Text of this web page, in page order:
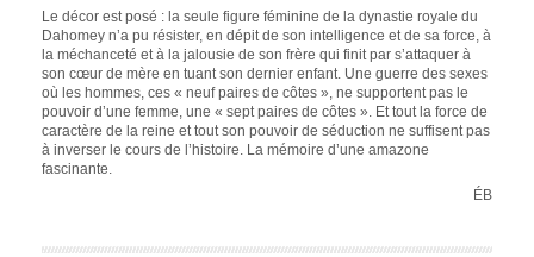
Le décor est posé : la seule figure féminine de la dynastie royale du
Dahomey n’a pu résister, en dépit de son intelligence et de sa force, à
la méchanceté et à la jalousie de son frère qui finit par s’attaquer à
son cœur de mère en tuant son dernier enfant. Une guerre des sexes
où les hommes, ces « neuf paires de côtes », ne supportent pas le
pouvoir d’une femme, une « sept paires de côtes ». Et tout la force de
caractère de la reine et tout son pouvoir de séduction ne suffisent pas
à inverser le cours de l’histoire. La mémoire d’une amazone
fascinante.
ÉB